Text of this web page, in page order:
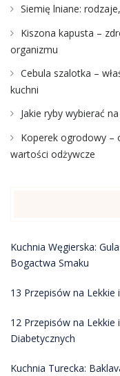
Siemię lniane:
Kiszona kapusta –
organizmu
Cebula szalotka –
kuchni
Jakie ryby wybierać
Koperek ogrodowy –
wartości odżywcze
Kuchnia Węgierska:
Bogactwa Smaku
13 Przepisów na Lekkie
12 Przepisów na
Diabetycznych
Kuchnia Turecka: